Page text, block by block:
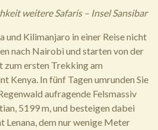
weitere Safaris – Insel Sansibar
und Kilimanjaro in einer Reise nicht
nach Nairobi und starten von der
zum ersten Trekking am
Kenya. In fünf Tagen umrunden Sie
aufragende Felsmassiv
5199 m, und besteigen dabei
Lenana, dem nur wenige Meter